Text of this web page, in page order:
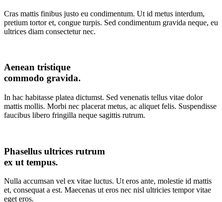
Cras mattis finibus justo eu condimentum. Ut id metus interdum,
pretium tortor et, congue turpis. Sed condimentum gravida neque, eu
ultrices diam consectetur nec.
Aenean tristique
commodo gravida.
In hac habitasse platea dictumst. Sed venenatis tellus vitae dolor
mattis mollis. Morbi nec placerat metus, ac aliquet felis. Suspendisse
faucibus libero fringilla neque sagittis rutrum.
Phasellus ultrices rutrum
ex ut tempus.
Nulla accumsan vel ex vitae luctus. Ut eros ante, molestie id mattis
et, consequat a est. Maecenas ut eros nec nisl ultricies tempor vitae
eget eros.